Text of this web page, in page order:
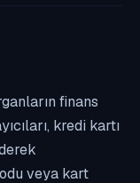
finans
kredi kartı
veya kart